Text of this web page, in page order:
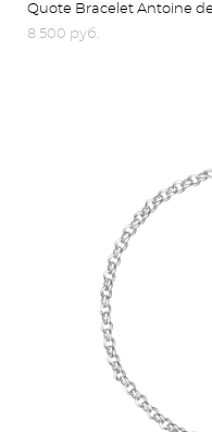
Quote Bracelet Antoine
8 500 pуб.